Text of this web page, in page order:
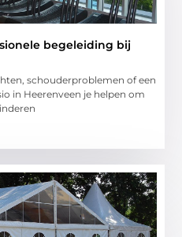
begeleiding bij
schouderproblemen of een
in Heerenveen je helpen om